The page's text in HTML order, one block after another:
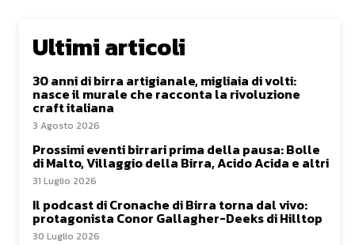
Ultimi articoli
30 anni di birra artigianale, migliaia di volti:
nasce il murale che racconta la rivoluzione
craft italiana
3 Agosto 2026
Prossimi eventi birrari prima della pausa: Bolle
di Malto, Villaggio della Birra, Acido Acida e altri
31 Luglio 2026
Il podcast di Cronache di Birra torna dal vivo:
protagonista Conor Gallagher-Deeks di Hilltop
30 Luglio 2026